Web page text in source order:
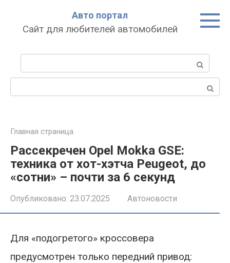
Авто портал
Сайт для любителей автомобилей
Главная страница
Рассекречен Opel Mokka GSE:
техника от хот-хэтча Peugeot, до
«сотни» – почти за 6 секунд
Опубликовано: 23.07.2025 Автоновости
Для «подогретого» кроссовера
предусмотрен только передний привод: